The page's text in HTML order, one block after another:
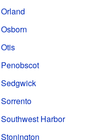
Orland
Osborn
Otis
Penobscot
Sedgwick
Sorrento
Southwest Harbor
Stonington